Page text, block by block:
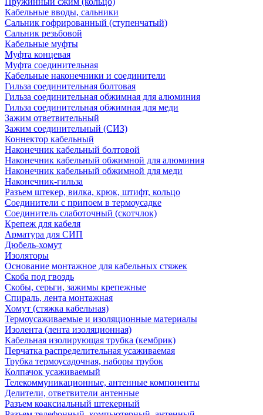
Кабельные вводы, сальники
Сальник гофрированный (ступенчатый)
Сальник резьбовой
Кабельные муфты
Муфта концевая
Муфта соединительная
Кабельные наконечники и соединители
Гильза соединительная болтовая
Гильза соединительная обжимная для алюминия
Гильза соединительная обжимная для меди
Зажим ответвительный
Зажим соединительный (СИЗ)
Коннектор кабельный
Наконечник кабельный болтовой
Наконечник кабельный обжимной для алюминия
Наконечник кабельный обжимной для меди
Наконечник-гильза
Разъем штекер, вилка, крюк, штифт, кольцо
Соединители с припоем в термоусадке
Соединитель слаботочный (скотчлок)
Крепеж для кабеля
Арматура для СИП
Дюбель-хомут
Изоляторы
Основание монтажное для кабельных стяжек
Скоба под гвоздь
Скобы, серьги, зажимы крепежные
Спираль, лента монтажная
Хомут (стяжка кабельная)
Термоусаживаемые и изоляционные материалы
Изолента (лента изоляционная)
Кабельная изолирующая трубка (кембрик)
Перчатка распределительная усаживаемая
Трубка термоусадочная, наборы трубок
Колпачок усаживаемый
Телекоммуникационные, антенные компоненты
Делители, ответвители антенные
Разъем коаксиальный штекерный